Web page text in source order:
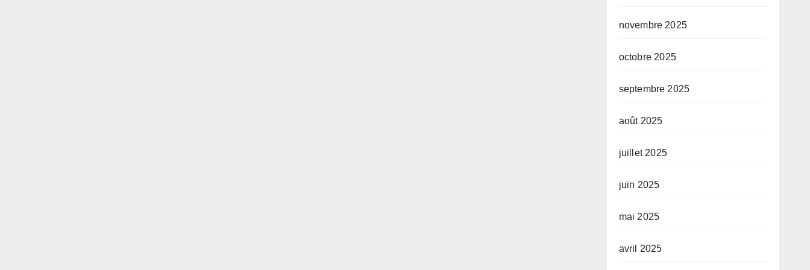
novembre 2025
octobre 2025
septembre 2025
août 2025
juillet 2025
juin 2025
mai 2025
avril 2025